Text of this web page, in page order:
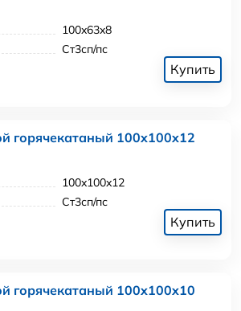
100x63x8
Ст3сп/пс
Купить
горячекатаный 100x100x12
100x100x12
Ст3сп/пс
Купить
горячекатаный 100x100x10